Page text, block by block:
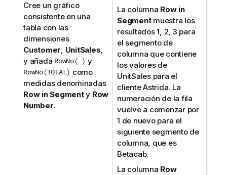
Cree un gráfico
consistente en una
tabla con las
dimensiones
Customer, UnitSales,
y añada RowNo( ) y
RowNo(TOTAL) como
medidas denominadas
Row in Segmenty Row
Number.
La columna Row in
Segmentmuestra los
resultados 1, 2, 3 para
el segmento de
columna que contiene
los valores de
UnitSalespara el
clienteAstrida. La
numeración de la fila
vuelve a comenzar por
1 de nuevo para el
siguiente segmento de
columna, que es
Betacab.
La columna Row